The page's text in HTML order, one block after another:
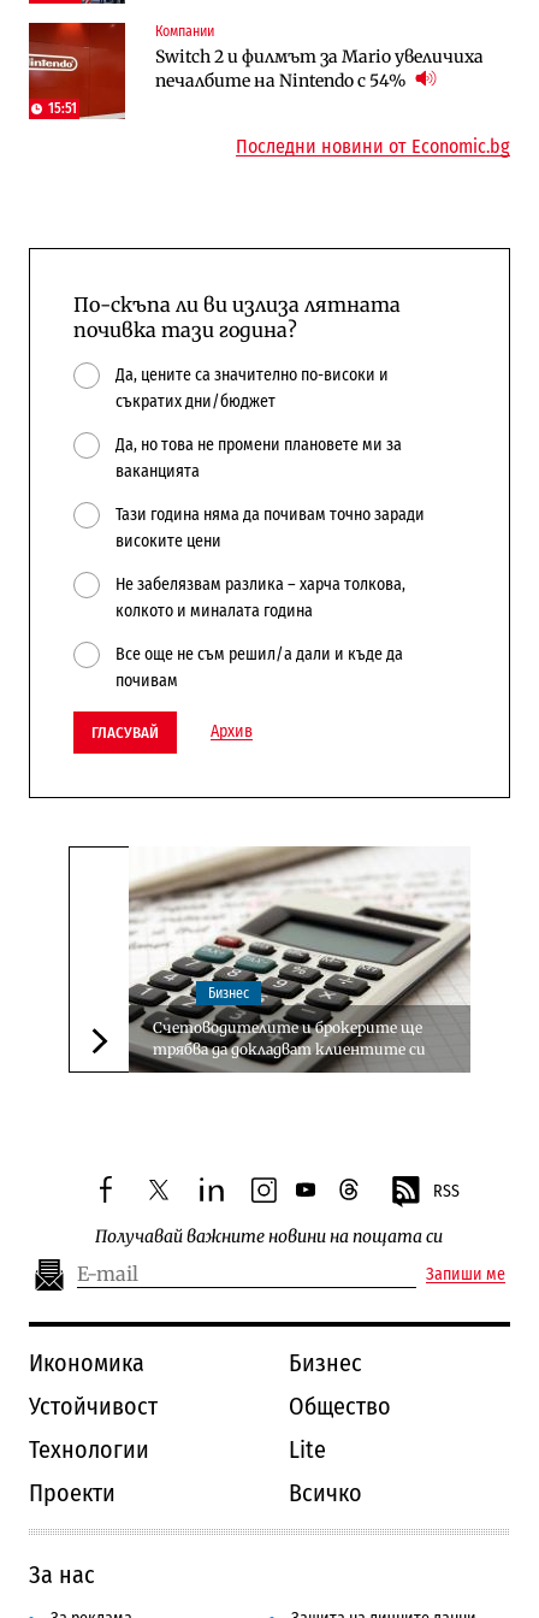
15:51
Компании
Switch 2 и филмът за Mario увеличиха
печалбите на Nintendo с 54%
Публични финанси
Общините вече зависят от
централната власт за 75% от
Компании
А1 отново е лидер при технологичните
компании и системните интегратори
Последни новини от Economic.bg
По-скъпа ли ви излиза лятната
почивка тази година?
Да, цените са значително по-високи и
съкратих дни/бюджет
Да, но това не промени плановете ми за
ваканцията
Тази година няма да почивам точно заради
високите цени
Не забелязвам разлика – харча толкова,
колкото и миналата година
Все още не съм решил/а дали и къде да
почивам
ГЛАСУВАЙ Архив
Следваща новина
Бизнес
Счетоводителите и брокерите ще
трябва да докладват клиентите си
facebooktwitterlinkedininstagram
youtubethreads RSS
Получавай важните новини на пощата си
Запиши ме
Икономика
Бизнес
Устойчивост
Общество
Технологии
Lite
Проекти
Всичко
За нас